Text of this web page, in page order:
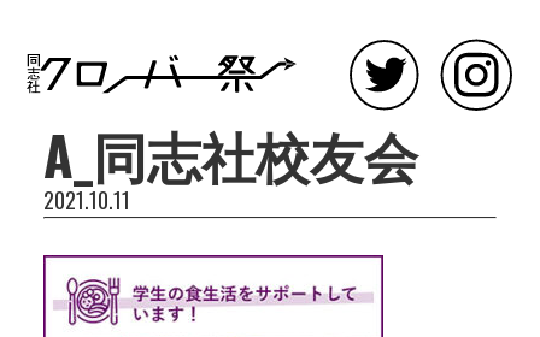
A_同志社校友会
2021.10.11